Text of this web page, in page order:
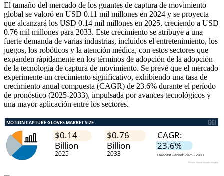
El tamaño del mercado de los guantes de captura de movimiento
global se valoró en USD 0.11 mil millones en 2024 y se proyecta
que alcanzará los USD 0.14 mil millones en 2025, creciendo a USD
0.76 mil millones para 2033. Este crecimiento se atribuye a una
fuerte demanda de varias industrias, incluidos el entretenimiento, los
juegos, los robóticos y la atención médica, con estos sectores que
expanden rápidamente en los términos de adopción de la adopción
de la tecnología de captura de movimiento. Se prevé que el mercado
experimente un crecimiento significativo, exhibiendo una tasa de
crecimiento anual compuesta (CAGR) de 23.6% durante el período
de pronóstico (2025-2033), impulsada por avances tecnológicos y
una mayor aplicación entre los sectores.